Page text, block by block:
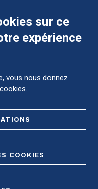
?
sur ce
expérience
vous nous donnez
COOKIES